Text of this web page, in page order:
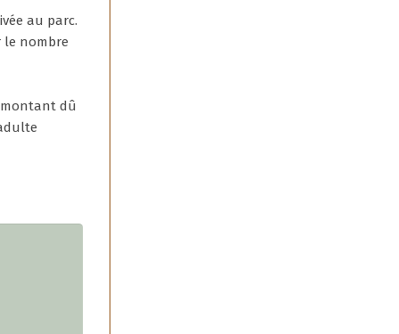
au parc.
nombre
montant dû